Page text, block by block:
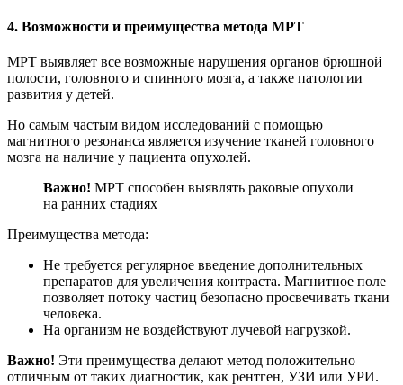
4. Возможности и преимущества метода МРТ
МРТ выявляет все возможные нарушения органов брюшной
полости, головного и спинного мозга, а также патологии
развития у детей.
Но самым частым видом исследований с помощью
магнитного резонанса является изучение тканей головного
мозга на наличие у пациента опухолей.
Важно! МРТ способен выявлять раковые опухоли
на ранних стадиях
Преимущества метода:
Не требуется регулярное введение дополнительных
препаратов для увеличения контраста. Магнитное поле
позволяет потоку частиц безопасно просвечивать ткани
человека.
На организм не воздействуют лучевой нагрузкой.
Важно! Эти преимущества делают метод положительно
отличным от таких диагностик, как рентген, УЗИ или УРИ.